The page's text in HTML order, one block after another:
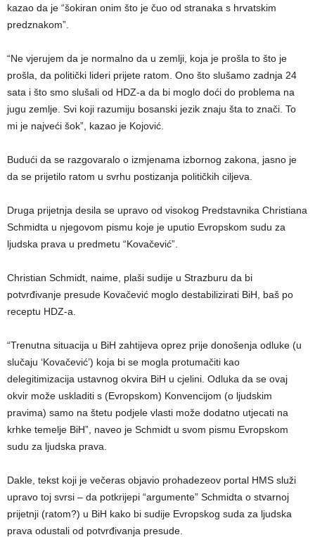
kazao da je “šokiran onim što je čuo od stranaka s hrvatskim
predznakom”.
“Ne vjerujem da je normalno da u zemlji, koja je prošla to što je
prošla, da politički lideri prijete ratom. Ono što slušamo zadnja 24
sata i što smo slušali od HDZ-a da bi moglo doći do problema na
jugu zemlje. Svi koji razumiju bosanski jezik znaju šta to znači. To
mi je najveći šok”, kazao je Kojović.
Budući da se razgovaralo o izmjenama izbornog zakona, jasno je
da se prijetilo ratom u svrhu postizanja političkih ciljeva.
Druga prijetnja desila se upravo od visokog Predstavnika Christiana
Schmidta u njegovom pismu koje je uputio Evropskom sudu za
ljudska prava u predmetu “Kovačević”.
Christian Schmidt, naime, plaši sudije u Strazburu da bi
potvrđivanje presude Kovačević moglo destabilizirati BiH, baš po
receptu HDZ-a.
“Trenutna situacija u BiH zahtijeva oprez prije donošenja odluke (u
slučaju ‘Kovačević’) koja bi se mogla protumačiti kao
delegitimizacija ustavnog okvira BiH u cjelini. Odluka da se ovaj
okvir može uskladiti s (Evropskom) Konvencijom (o ljudskim
pravima) samo na štetu podjele vlasti može dodatno utjecati na
krhke temelje BiH”, naveo je Schmidt u svom pismu Evropskom
sudu za ljudska prava.
Dakle, tekst koji je večeras objavio prohadezeov portal HMS služi
upravo toj svrsi – da potkrijepi “argumente” Schmidta o stvarnoj
prijetnji (ratom?) u BiH kako bi sudije Evropskog suda za ljudska
prava odustali od potvrđivanja presude.